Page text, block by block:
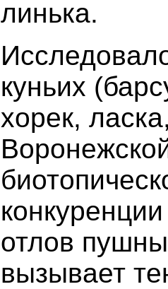
линька.
куньих
хорек,
отлов
вызывает